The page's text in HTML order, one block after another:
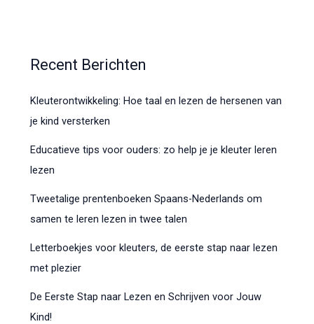
Recent Berichten
Kleuterontwikkeling: Hoe taal en lezen de hersenen van
je kind versterken
Educatieve tips voor ouders: zo help je je kleuter leren
lezen
Tweetalige prentenboeken Spaans-Nederlands om
samen te leren lezen in twee talen
Letterboekjes voor kleuters, de eerste stap naar lezen
met plezier
De Eerste Stap naar Lezen en Schrijven voor Jouw
Kind!